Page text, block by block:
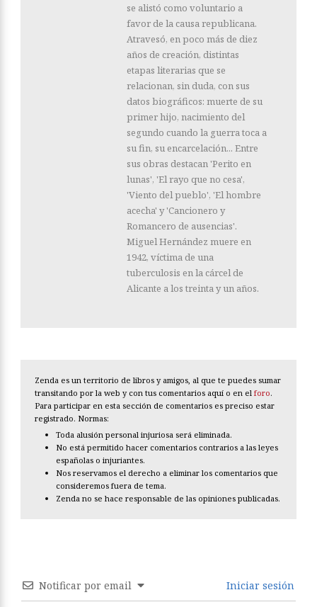
se alistó como voluntario a
favor de la causa republicana.
Atravesó, en poco más de diez
años de creación, distintas
etapas literarias que se
relacionan, sin duda, con sus
datos biográficos: muerte de su
primer hijo, nacimiento del
segundo cuando la guerra toca a
su fin, su encarcelación... Entre
sus obras destacan 'Perito en
lunas', 'El rayo que no cesa',
'Viento del pueblo', 'El hombre
acecha' y 'Cancionero y
Romancero de ausencias'.
Miguel Hernández muere en
1942, víctima de una
tuberculosis en la cárcel de
Alicante a los treinta y un años.
Zenda es un territorio de libros y amigos, al que te puedes sumar
transitando por la web y con tus comentarios aquí o en el foro.
Para participar en esta sección de comentarios es preciso estar
registrado. Normas:
Toda alusión personal injuriosa será eliminada.
No está permitido hacer comentarios contrarios a las leyes
españolas o injuriantes.
Nos reservamos el derecho a eliminar los comentarios que
consideremos fuera de tema.
Zenda no se hace responsable de las opiniones publicadas.
Notificar por email Iniciar sesión